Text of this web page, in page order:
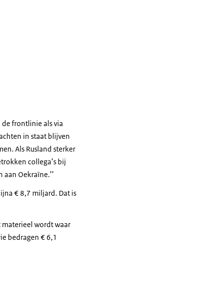
de frontlinie als via
in staat blijven
Als Rusland sterker
collega’s bij
Oekraïne.’’
€ 8,7 miljard. Dat is
materieel wordt waar
bedragen € 6,1